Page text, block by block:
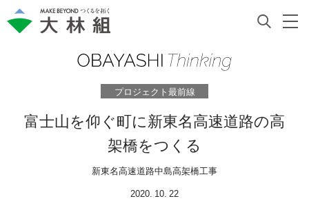
プロジェクト最前線
富士山を仰ぐ町に新東名高速道路の高
架橋をつくる
新東名高速道路中島高架橋工事
2020. 10. 22